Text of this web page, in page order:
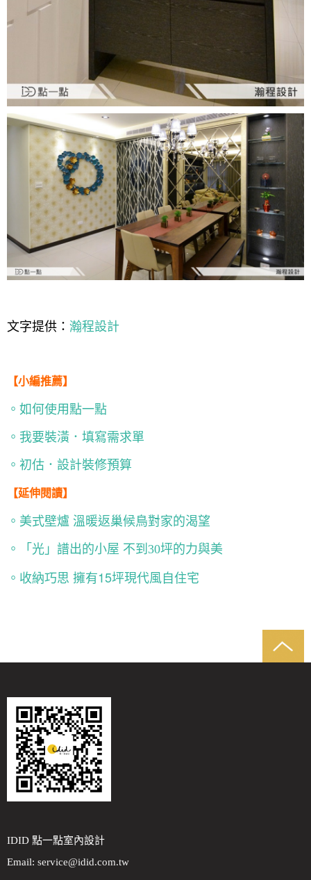
文字提供： 瀚程設計
【小編推薦】
。如何使用點一點
。我要裝潢．填寫需求單
。初估．設計裝修預算
【延伸閱讀】
。美式壁爐 溫暖返巢候鳥對家的渴望
。「光」譜出的小屋 不到30坪的力與美
。收納巧思 擁有15坪現代風自住宅
IDID 點一點室內設計
Email: service@idid.com.tw